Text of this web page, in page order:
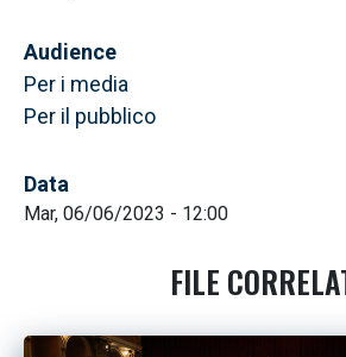
Audience
Per i media
Per il pubblico
Data
Mar, 06/06/2023 - 12:00
FILE